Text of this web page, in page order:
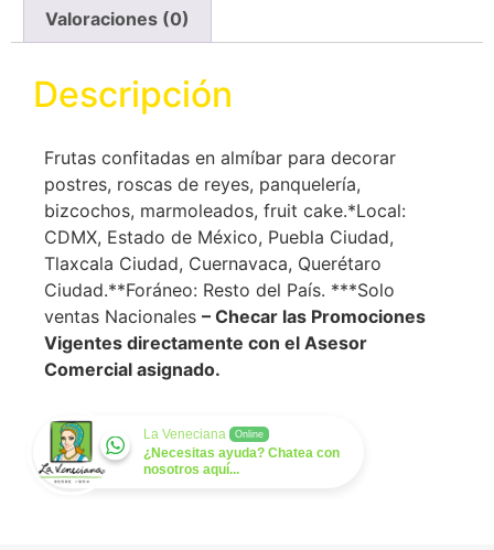
Valoraciones (0)
Descripción
Frutas confitadas en almíbar para decorar
postres, roscas de reyes, panquelería,
bizcochos, marmoleados, fruit cake. ​*Local:
CDMX, Estado de México, Puebla Ciudad,
Tlaxcala Ciudad, Cuernavaca, Querétaro
Ciudad. ​**Foráneo: Resto del País. ***Solo
ventas Nacionales – Checar las Promociones
Vigentes directamente con el Asesor
Comercial asignado.
La Veneciana Online
¿Necesitas ayuda? Chatea con
nosotros aquí...